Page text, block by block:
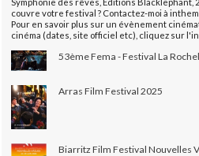
Symphonie des rêves, Éditions Blacklephant,
couvre votre festival ? Contactez-moi à
Pour en savoir plus sur un évènement
cinéma (dates, site officiel etc), cliquez sur
53ème Fema - Festival La
Arras Film Festival 2025
Biarritz Film Festival Nouvelles